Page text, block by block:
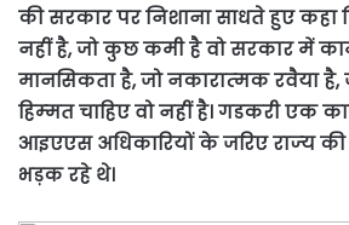
की सरकार पर निशाना साधते हुए
नहीं है, जो कुछ कमी है वो सरकार में
मानसिकता है, जो नकारात्‍मक रवैया
हिम्‍मत चाहिए वो नहीं है। गडकरी एक
आइएएस अधिकारियों के जरिए राज्‍य
भड़क रहे थे।